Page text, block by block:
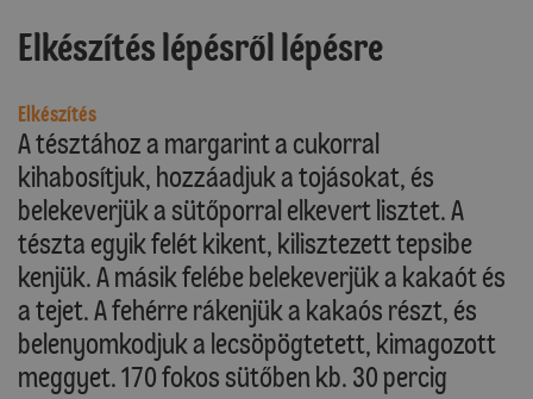
Elkészítés lépésről lépésre
Elkészítés
A tésztához a margarint a cukorral
kihabosítjuk, hozzáadjuk a tojásokat, és
belekeverjük a sütőporral elkevert lisztet. A
tészta egyik felét kikent, kilisztezett tepsibe
kenjük. A másik felébe belekeverjük a kakaót és
a tejet. A fehérre rákenjük a kakaós részt, és
belenyomkodjuk a lecsöpögtetett, kimagozott
meggyet. 170 fokos sütőben kb. 30 percig